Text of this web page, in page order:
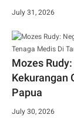
July 31, 2026
Mozes
Kekurangan
Papua
July 30, 2026